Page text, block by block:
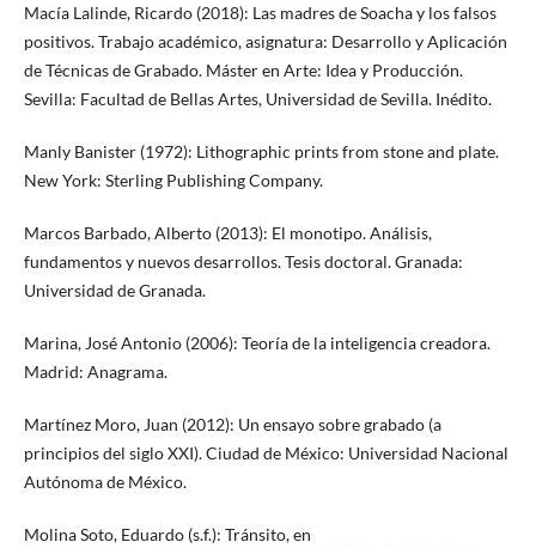
Macía Lalinde, Ricardo (2018): Las madres de Soacha y los falsos
positivos. Trabajo académico, asignatura: Desarrollo y Aplicación
de Técnicas de Grabado. Máster en Arte: Idea y Producción.
Sevilla: Facultad de Bellas Artes, Universidad de Sevilla. Inédito.
Manly Banister (1972): Lithographic prints from stone and plate.
New York: Sterling Publishing Company.
Marcos Barbado, Alberto (2013): El monotipo. Análisis,
fundamentos y nuevos desarrollos. Tesis doctoral. Granada:
Universidad de Granada.
Marina, José Antonio (2006): Teoría de la inteligencia creadora.
Madrid: Anagrama.
Martínez Moro, Juan (2012): Un ensayo sobre grabado (a
principios del siglo XXI). Ciudad de México: Universidad Nacional
Autónoma de México.
Molina Soto, Eduardo (s.f.): Tránsito, en